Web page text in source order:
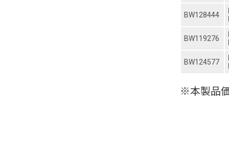
BW128444
BW119276
BW124577
※本製品